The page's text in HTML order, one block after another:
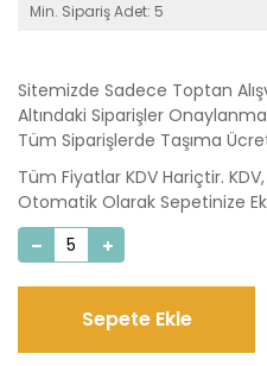
Min. Sipariş Adet: 5
Sitemizde Sadece Toptan
Altındaki Siparişler
Tüm Siparişlerde Taşıma
Tüm Fiyatlar KDV Hariçtir.
Otomatik Olarak Sepetinize
Sepete Ekle